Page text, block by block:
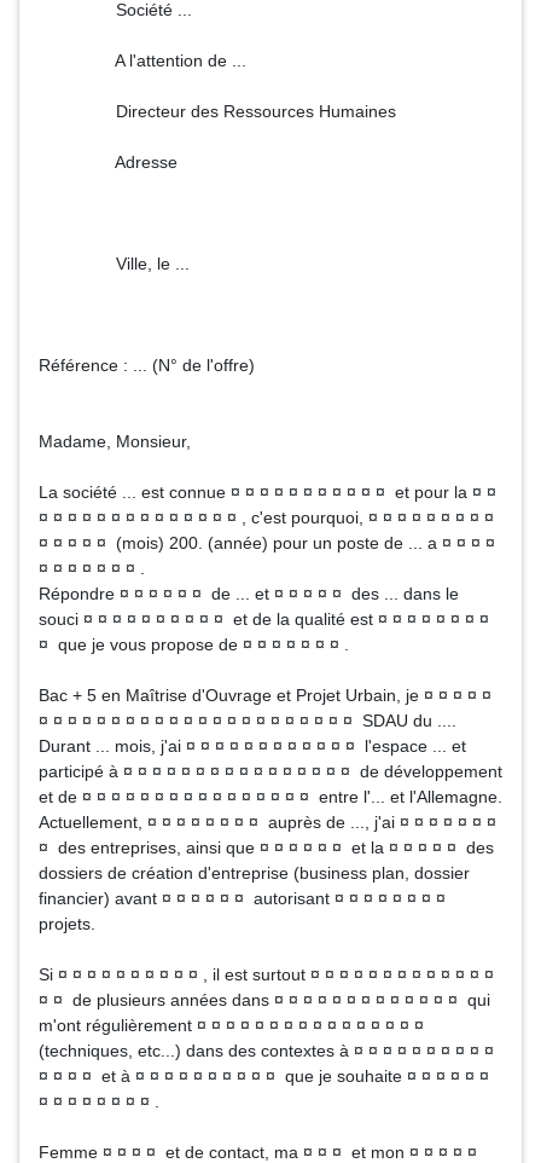
Société ...
A l'attention de ...
Directeur des Ressources Humaines
Adresse
Ville, le ...
Référence : ... (N° de l'offre)
Madame, Monsieur,
La société ... est connue ¤ ¤ ¤ ¤ ¤ ¤ ¤ ¤ ¤ ¤ ¤ et pour la ¤ ¤
¤ ¤ ¤ ¤ ¤ ¤ ¤ ¤ ¤ ¤ ¤ ¤ ¤ ¤ , c'est pourquoi, ¤ ¤ ¤ ¤ ¤ ¤ ¤ ¤ ¤
¤ ¤ ¤ ¤ ¤ (mois) 200. (année) pour un poste de ... a ¤ ¤ ¤ ¤
¤ ¤ ¤ ¤ ¤ ¤ ¤ .
Répondre ¤ ¤ ¤ ¤ ¤ ¤ de ... et ¤ ¤ ¤ ¤ ¤ des ... dans le
souci ¤ ¤ ¤ ¤ ¤ ¤ ¤ ¤ ¤ ¤ et de la qualité est ¤ ¤ ¤ ¤ ¤ ¤ ¤ ¤
¤ que je vous propose de ¤ ¤ ¤ ¤ ¤ ¤ ¤ .
Bac + 5 en Maîtrise d'Ouvrage et Projet Urbain, je ¤ ¤ ¤ ¤ ¤
¤ ¤ ¤ ¤ ¤ ¤ ¤ ¤ ¤ ¤ ¤ ¤ ¤ ¤ ¤ ¤ ¤ ¤ ¤ ¤ ¤ ¤ SDAU du ....
Durant ... mois, j'ai ¤ ¤ ¤ ¤ ¤ ¤ ¤ ¤ ¤ ¤ ¤ ¤ l'espace ... et
participé à ¤ ¤ ¤ ¤ ¤ ¤ ¤ ¤ ¤ ¤ ¤ ¤ ¤ ¤ ¤ ¤ de développement
et de ¤ ¤ ¤ ¤ ¤ ¤ ¤ ¤ ¤ ¤ ¤ ¤ ¤ ¤ ¤ ¤ entre l'... et l'Allemagne.
Actuellement, ¤ ¤ ¤ ¤ ¤ ¤ ¤ ¤ auprès de ..., j'ai ¤ ¤ ¤ ¤ ¤ ¤ ¤
¤ des entreprises, ainsi que ¤ ¤ ¤ ¤ ¤ ¤ et la ¤ ¤ ¤ ¤ ¤ des
dossiers de création d'entreprise (business plan, dossier
financier) avant ¤ ¤ ¤ ¤ ¤ ¤ autorisant ¤ ¤ ¤ ¤ ¤ ¤ ¤ ¤
projets.
Si ¤ ¤ ¤ ¤ ¤ ¤ ¤ ¤ ¤ ¤ , il est surtout ¤ ¤ ¤ ¤ ¤ ¤ ¤ ¤ ¤ ¤ ¤ ¤ ¤
¤ ¤ de plusieurs années dans ¤ ¤ ¤ ¤ ¤ ¤ ¤ ¤ ¤ ¤ ¤ ¤ ¤ qui
m'ont régulièrement ¤ ¤ ¤ ¤ ¤ ¤ ¤ ¤ ¤ ¤ ¤ ¤ ¤ ¤ ¤ ¤
(techniques, etc...) dans des contextes à ¤ ¤ ¤ ¤ ¤ ¤ ¤ ¤ ¤ ¤
¤ ¤ ¤ ¤ et à ¤ ¤ ¤ ¤ ¤ ¤ ¤ ¤ ¤ ¤ que je souhaite ¤ ¤ ¤ ¤ ¤ ¤
¤ ¤ ¤ ¤ ¤ ¤ ¤ ¤ .
Femme ¤ ¤ ¤ ¤ et de contact, ma ¤ ¤ ¤ et mon ¤ ¤ ¤ ¤ ¤